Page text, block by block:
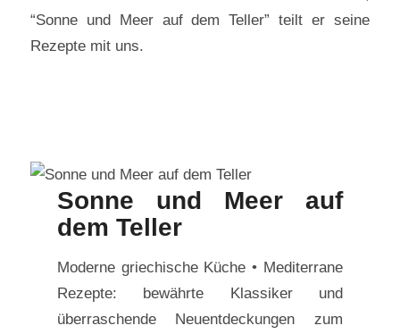
“Sonne und Meer auf dem Teller” teilt er seine
Rezepte mit uns.
Sonne und Meer auf
dem Teller
Moderne griechische Küche • Mediterrane
Rezepte: bewährte Klassiker und
überraschende Neuentdeckungen zum